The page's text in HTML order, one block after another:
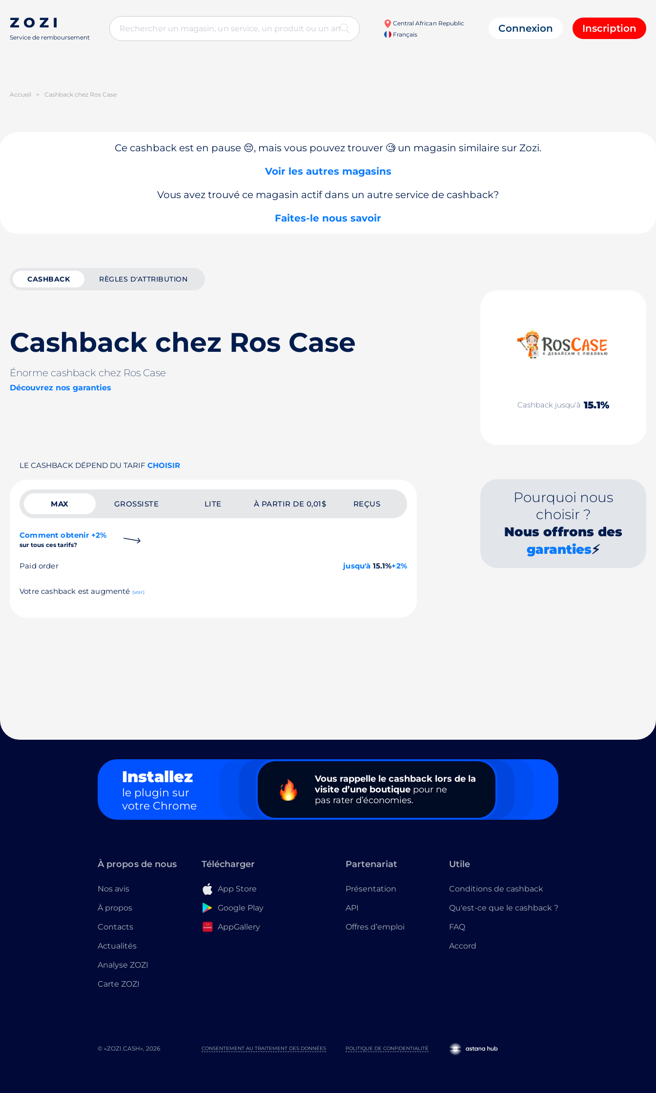
Service de remboursement
Central African Republic
Français
Connexion Inscription
Accueil > Cashback chez Ros Case
Ce cashback est en pause 😔, mais vous pouvez trouver 🧐 un magasin similaire sur Zozi.
Voir les autres magasins
Vous avez trouvé ce magasin actif dans un autre service de cashback?
Faites-le nous savoir
CASHBACK RÈGLES D'ATTRIBUTION
Cashback chez Ros Case
Énorme cashback chez Ros Case
Découvrez nos garanties
Cashback jusqu'à 15.1%
LE CASHBACK DÉPEND DU TARIF CHOISIR
MAX GROSSISTE LITE À PARTIR DE 0,01$ REÇUS
Comment obtenir +2%
sur tous ces tarifs?
Paid order jusqu'à 15.1%+2%
Votre cashback est augmenté (voir)
Pourquoi nous
choisir ?
Nous offrons des
garanties⚡
Installez
le plugin sur
votre Chrome
Vous rappelle le cashback lors de la
visite d’une boutique pour ne
pas rater d’économies.
À propos de nous
Nos avis
À propos
Contacts
Actualités
Analyse ZOZI
Carte ZOZI
Télécharger
App Store
Google Play
AppGallery
Partenariat
Présentation
API
Offres d’emploi
Utile
Conditions de cashback
Qu'est-ce que le cashback ?
FAQ
Accord
© «ZOZI.CASH», 2026 POLITIQUE DE CONFIDENTIALITÉ
CONSENTEMENT AU TRAITEMENT DES DONNÉES